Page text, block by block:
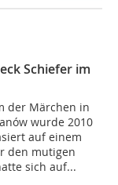
Schiefer im
der Märchen in
wurde 2010
auf einem
den mutigen
sich auf...